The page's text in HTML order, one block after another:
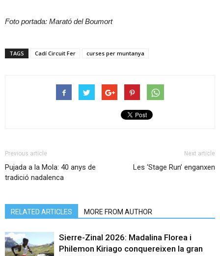
Foto portada: Marató del Boumort
TAGS Cadí Circuit Fer curses per muntanya
Previous article
Pujada a la Mola: 40 anys de
tradició nadalenca
Next article
Les ‘Stage Run’ enganxen
RELATED ARTICLES MORE FROM AUTHOR
Sierre-Zinal 2026: Madalina Florea i
Philemon Kiriago conquereixen la gran